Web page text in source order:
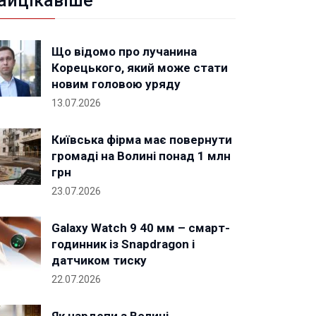
Що відомо про лучанина
Корецького, який може стати
новим головою уряду
13.07.2026
Київська фірма має повернути
громаді на Волині понад 1 млн
грн
23.07.2026
Galaxy Watch 9 40 мм – смарт-
годинник із Snapdragon і
датчиком тиску
22.07.2026